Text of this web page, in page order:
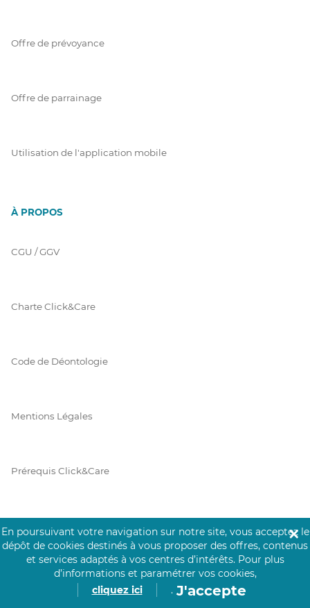
Offre de prévoyance
Offre de parrainage
Utilisation de l'application mobile
À PROPOS
CGU / GGV
Charte Click&Care
Code de Déontologie
Mentions Légales
Prérequis Click&Care
Protection des Données
Vie Privée
En poursuivant votre navigation sur notre site, vous acceptez le
dépôt de cookies destinés à vous proposer des offres, contenus
et services adaptés à vos centres d’intérêts. Pour plus
d’informations et paramétrer vos cookies,
cliquez ici
. J'accepte
✕